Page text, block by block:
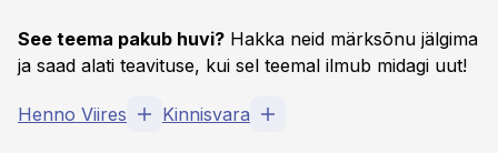
See teema pakub huvi? Hakka neid märksõnu jälgima
ja saad alati teavituse, kui sel teemal ilmub midagi uut!
Henno Viires Kinnisvara